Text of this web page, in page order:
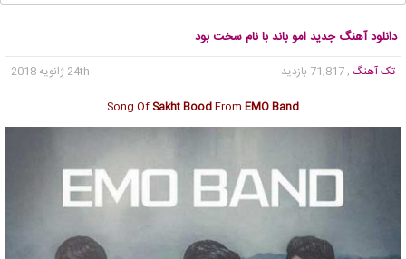
دانلود آهنگ جدید امو باند با نام سخت بود
تک آهنگ , 71,817 بازدید
24th ژانویه 2018
Song Of Sakht BoodFrom EMO Band